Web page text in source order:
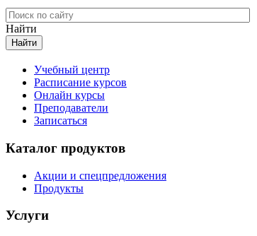
Найти
Учебный центр
Расписание курсов
Онлайн курсы
Преподаватели
Записаться
Каталог продуктов
Акции и спецпредложения
Продукты
Услуги